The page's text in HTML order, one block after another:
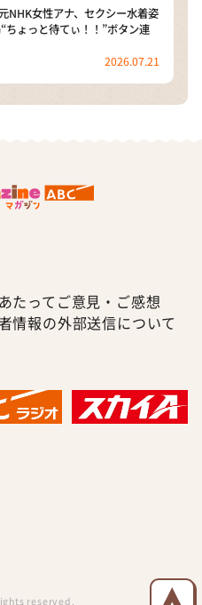
NHK女性アナ、セクシー水着姿
ちょっと待てぃ！！”ボタン連
2026.07.21
たって ご意見・ご感想
情報の外部送信について
reserved.